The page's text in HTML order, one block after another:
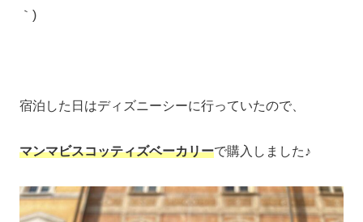
｀)
宿泊した日はディズニーシーに行っていたので、
マンマビスコッティズベーカリーで購入しました♪